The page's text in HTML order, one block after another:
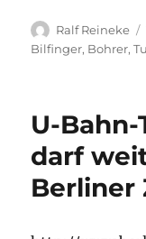
Autor
Ralf Reineke
Bilfinger, Bohrer,
U-
darf
Berliner